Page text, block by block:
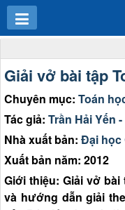
Giải vở bài tập
Chuyên mục: Toán
Tác giả: Trần Hải Yến
Nhà xuất bản: Đại học
Xuất bản năm: 2012
Giới thiệu: Giải vở bài
và hướng dẫn giải